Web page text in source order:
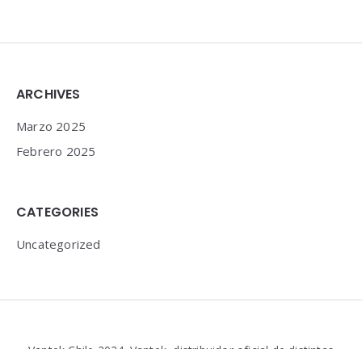
Widgets
ARCHIVES
Marzo 2025
Febrero 2025
CATEGORIES
Uncategorized